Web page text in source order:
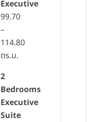
Executive
99.70
–
114.80
ตร.ม.
2
Bedrooms
Executive
Suite